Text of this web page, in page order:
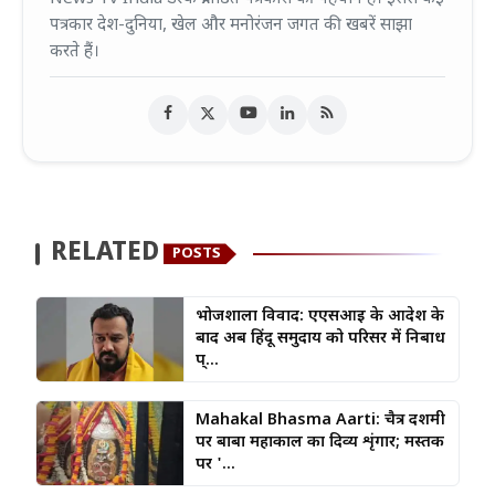
पत्रकार देश-दुनिया, खेल और मनोरंजन जगत की खबरें साझा
करते हैं।
RELATED POSTS
भोजशाला विवाद: एएसआई के आदेश के
बाद अब हिंदू समुदाय को परिसर में निर्बाध
प्...
Mahakal Bhasma Aarti: चैत्र दशमी
पर बाबा महाकाल का दिव्य शृंगार; मस्तक
पर '...